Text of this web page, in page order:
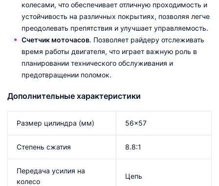
колесами, что обеспечивает отличную проходимость и
устойчивость на различных покрытиях, позволяя легче
преодолевать препятствия и улучшает управляемость.
Счетчик моточасов. Позволяет райдеру отслеживать
время работы двигателя, что играет важную роль в
планировании технического обслуживания и
предотвращении поломок.
Дополнительные характеристики
Размер цилиндра (мм) 56×57
Степень сжатия 8.8:1
Передача усилия на
колесо
Цепь